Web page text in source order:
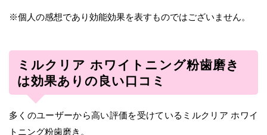
※個人の感想であり効能効果を表すものではございません。
ミルクリア ホワイトニング粉歯磨き
は効果ありの良い口コミ
多くのユーザーから高い評価を受けているミルクリア ホワイ
トニング粉歯磨き。